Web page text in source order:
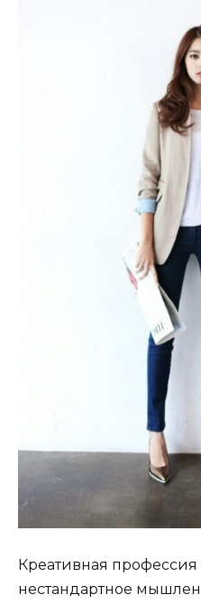
Креативная профессия
нестандартное